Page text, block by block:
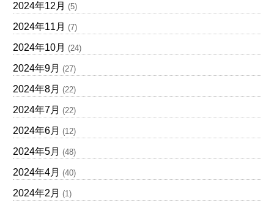
2024年12月 (5)
2024年11月 (7)
2024年10月 (24)
2024年9月 (27)
2024年8月 (22)
2024年7月 (22)
2024年6月 (12)
2024年5月 (48)
2024年4月 (40)
2024年2月 (1)